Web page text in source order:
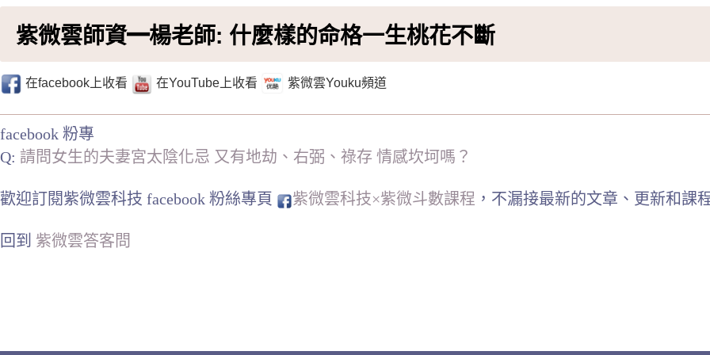
紫微雲師資━楊老師: 什麼樣的命格一生桃花不斷
在facebook上收看 在YouTube上收看 紫微雲Youku頻道
facebook 粉專
Q: 請問女生的夫妻宮太陰化忌 又有地劫、右弼、祿存 情感坎坷嗎？
歡迎訂閱紫微雲科技 facebook 粉絲專頁 紫微雲科技×紫微斗數課程 ，不漏接最新的文章、更新和課
回到 紫微雲答客問